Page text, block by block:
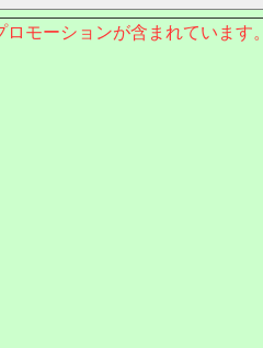
モーションが含まれています。